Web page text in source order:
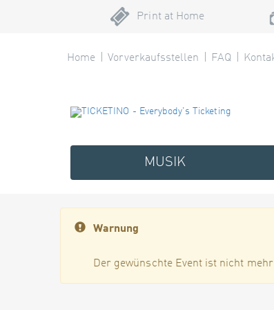
Print at Home
Home Vorverkaufsstellen FAQ
MUSIK
Warnung
Der gewünschte Event ist nicht